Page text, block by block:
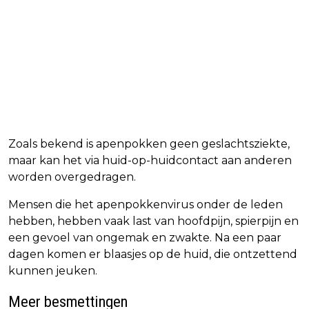
Zoals bekend is apenpokken geen geslachtsziekte,
maar kan het via huid-op-huidcontact aan anderen
worden overgedragen.
Mensen die het apenpokkenvirus onder de leden
hebben, hebben vaak last van hoofdpijn, spierpijn en
een gevoel van ongemak en zwakte. Na een paar
dagen komen er blaasjes op de huid, die ontzettend
kunnen jeuken.
Meer besmettingen